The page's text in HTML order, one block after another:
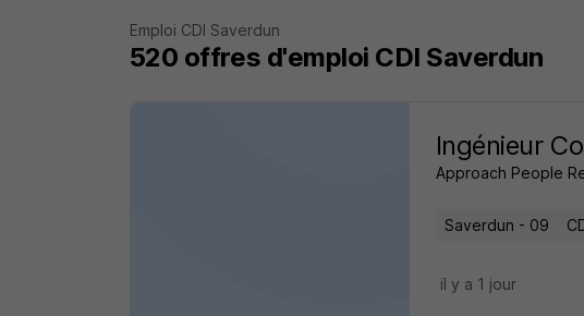
Emploi CDI Saverdun
520 offres d'emploi CDI Saverdun
Ingénieur
Approach People
Saverdun - 09
il y a 1 jour